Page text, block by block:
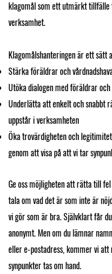
klagomål som ett utmärkt
verksamhet.
Klagomålshanteringen är ett sätt
Stärka föräldrar och
Utöka dialogen med föräldrar och
Underlätta att enkelt och snabbt
uppstår i verksamheten
Öka trovärdigheten och
genom att visa på att vi tar
Ge oss möjligheten att rätta till
tala om vad det är som inte är
vi gör som är bra. Självklart får
anonymt. Men om du lämnar
eller e-postadress, kommer vi att
synpunkter tas om hand.